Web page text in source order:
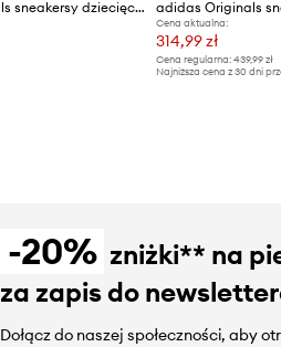
adidas Originals sneakersy dziecięce SUPERSTAR II
Cena aktualna:
314,99 zł
Cena regularna:439,99 zł
Najniższa cena z 30 dni
-20% zniżki** na
za zapis do
Dołącz do naszej społeczności, aby